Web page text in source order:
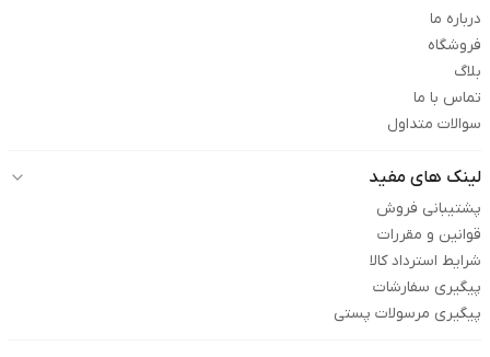
درباره ما
فروشگاه
بلاگ
تماس با ما
سوالات متداول
لینک های مفید
پشتیبانی فروش
قوانین و مقررات
شرایط استرداد کالا
پیگیری سفارشات
پیگیری مرسولات پستی